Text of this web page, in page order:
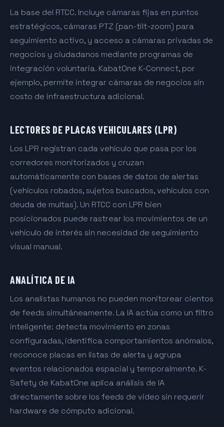
La base del RTCC. Incluye cámaras fijas en puntos
estratégicos, cámaras PTZ (pan-tilt-zoom) para
seguimiento activo, y acceso a cámaras privadas de
negocios y ciudadanos mediante programas de
integración voluntaria. KabatOne K-Connect, por
ejemplo, permite integrar cámaras de negocios sin
costo de infraestructura adicional.
LECTORES DE PLACAS VEHICULARES (LPR)
Los LPR registran cada vehículo que pasa por los
corredores monitorizados y cruzan
automáticamente con bases de datos de alertas
(vehículos robados, sujetos buscados, vehículos con
deuda de multas). Un RTCC con LPR bien
posicionados puede rastrear los movimientos de un
vehículo de interés sin necesidad de seguimiento
visual manual.
ANALÍTICA DE IA
Los analistas humanos no pueden monitorear cientos
de feeds simultáneamente. La IA actúa como un filtro
inteligente: detecta movimiento en zonas
configuradas, identifica comportamientos anómalos,
reconoce placas en listas de alerta y agrupa
eventos relacionados espacial y temporalmente. K-
Safety de KabatOne aplica análisis de IA
directamente sobre los feeds de video sin requerir
hardware de cómputo adicional.